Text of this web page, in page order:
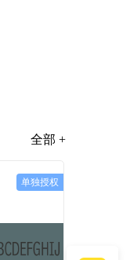
全部 +
单独授权